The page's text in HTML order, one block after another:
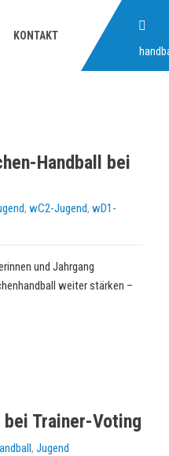
KONTAKT
Handball bei
, wC2-Jugend, wD1-
und Jahrgang
weiter stärken –
Trainer-Voting
, Jugend